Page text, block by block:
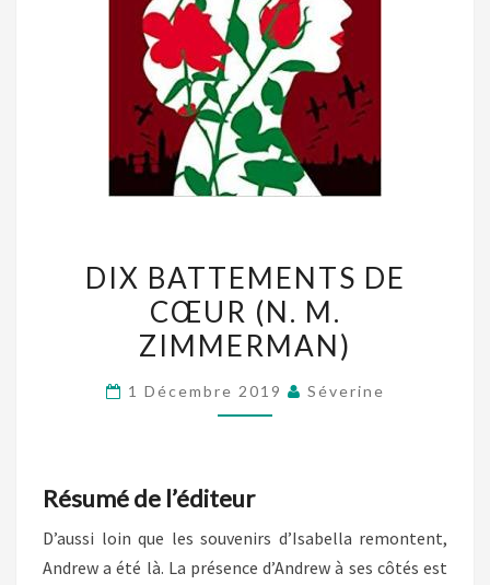
BATTEMENTS
DE
CŒUR
M.
DIX BATTEMENTS DE
CŒUR (N. M.
ZIMMERMAN)
1 Décembre 2019 Séverine
Résumé de l’éditeur
D’aussi loin que les souvenirs d’Isabella remontent,
Andrew a été là. La présence d’Andrew à ses côtés est